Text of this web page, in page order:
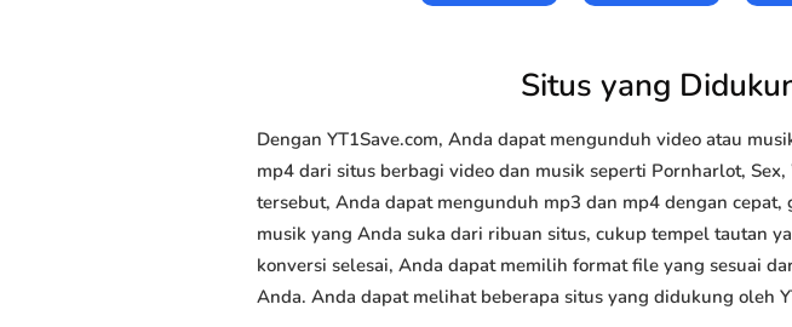
Situs yang
Dengan YT1Save.com, Anda dapat mengunduh video atau
mp4 dari situs berbagi video dan musik seperti Pornharlot,
tersebut, Anda dapat mengunduh mp3 dan mp4 dengan
musik yang Anda suka dari ribuan situs, cukup tempel tautan
konversi selesai, Anda dapat memilih format file yang sesuai
Anda. Anda dapat melihat beberapa situs yang didukung oleh